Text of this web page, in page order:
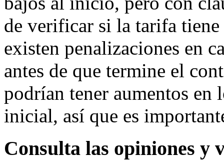
de verificar si la tarifa
existen penalizaciones en
antes de que termine el
podrían tener aumentos en
inicial, así que es
Consulta las opiniones y